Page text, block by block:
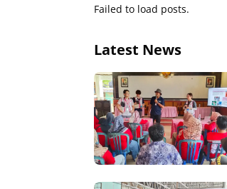
Failed to load posts.
Latest News